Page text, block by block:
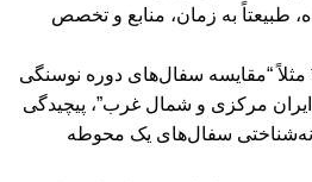
طبیعتاً به زمان، منابع و تخصص
“مقایسه سفال‌های دوره نوسنگی
مرکزی و شمال غرب”، پیچیدگی
سفال‌های یک محوطه